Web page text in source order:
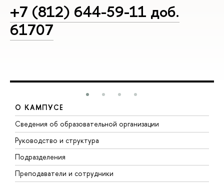
+7 (812) 644-59-11 доб.
61707
О КАМПУСЕ
Сведения об образовательной организации
Руководство и структура
Подразделения
Преподаватели и сотрудники